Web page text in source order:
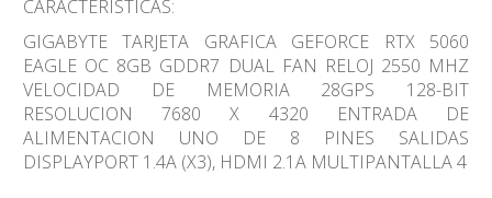
CARACTERISTICAS:
GIGABYTE TARJETA GRAFICA GEFORCE RTX 5060
EAGLE OC 8GB GDDR7 DUAL FAN RELOJ 2550 MHZ
VELOCIDAD DE MEMORIA 28GPS 128-BIT
RESOLUCION 7680 X 4320 ENTRADA DE
ALIMENTACION UNO DE 8 PINES SALIDAS
DISPLAYPORT 1.4A (X3), HDMI 2.1A MULTIPANTALLA 4